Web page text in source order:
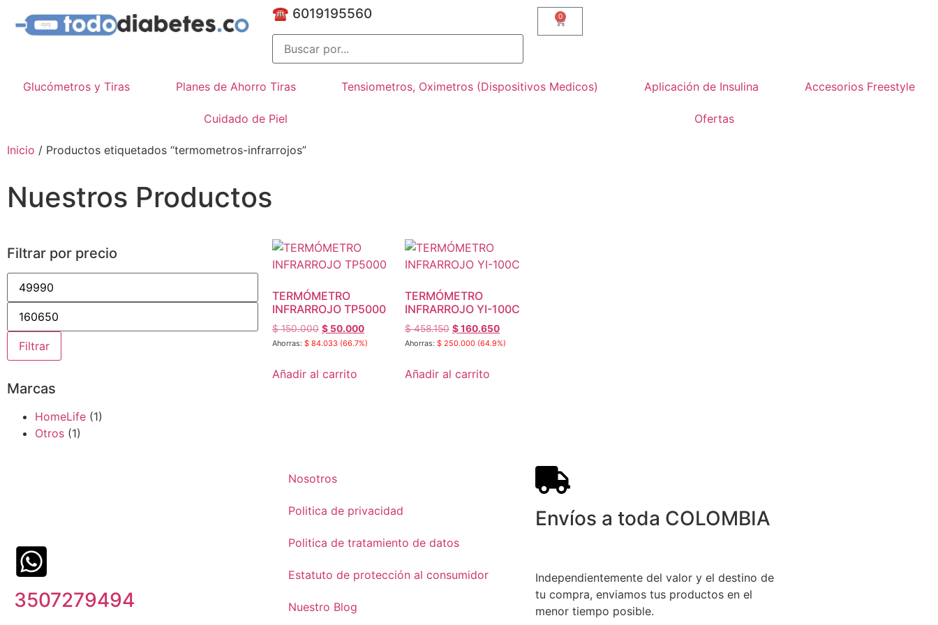
☎️ 6019195560 0
Glucómetros y Tiras Planes de Ahorro Tiras Tensiometros, Oximetros (Dispositivos Medicos) Aplicación de Insulina Accesorios Freestyle
Cuidado de Piel Ofertas
Inicio / Productos etiquetados “termometros-infrarrojos”
Nuestros Productos
Filtrar por precio
Filtrar
Marcas
HomeLife (1)
Otros (1)
TERMÓMETRO
INFRARROJO TP5000
$150.000 $50.000
Ahorras: $84.033 (66.7%)
Añadir al carrito
TERMÓMETRO
INFRARROJO YI-100C
$458.150 $160.650
Ahorras: $250.000 (64.9%)
Añadir al carrito
3507279494
Nosotros
Politica de privacidad
Politica de tratamiento de datos
Estatuto de protección al consumidor
Nuestro Blog
Envíos a toda COLOMBIA
Independientemente del valor y el destino de
tu compra, enviamos tus productos en el
menor tiempo posible.